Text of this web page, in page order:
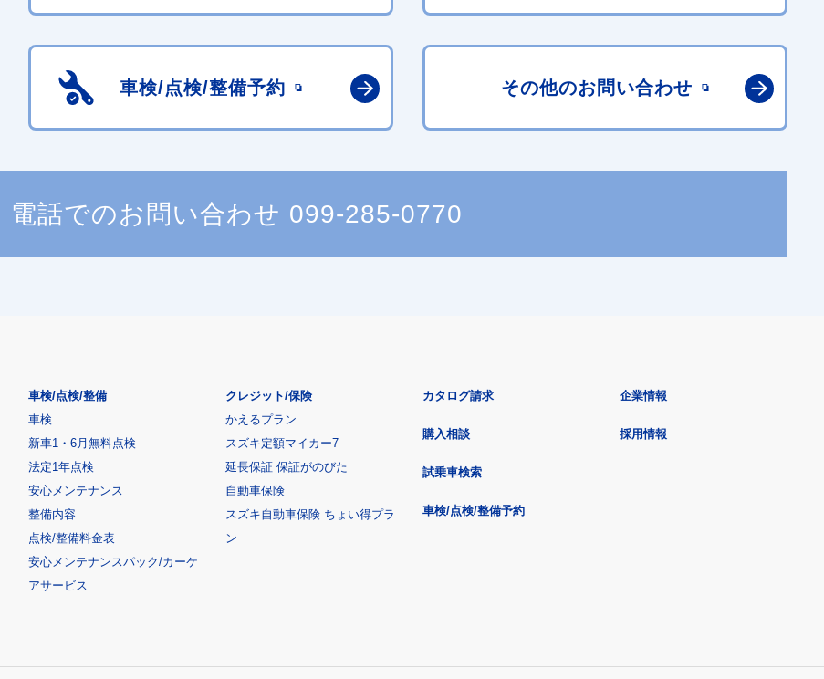
車検/点検/整備予約 その他のお問い合わせ
電話でのお問い合わせ 099-285-0770
車検/点検/整備
車検
新車1・6月無料点検
法定1年点検
安心メンテナンス
整備内容
点検/整備料金表
安心メンテナンスパック/カーケ
アサービス
クレジット/保険
かえるプラン
スズキ定額マイカー7
延長保証 保証がのびた
自動車保険
スズキ自動車保険 ちょい得プラ
ン
カタログ請求
購入相談
試乗車検索
車検/点検/整備予約
企業情報
採用情報